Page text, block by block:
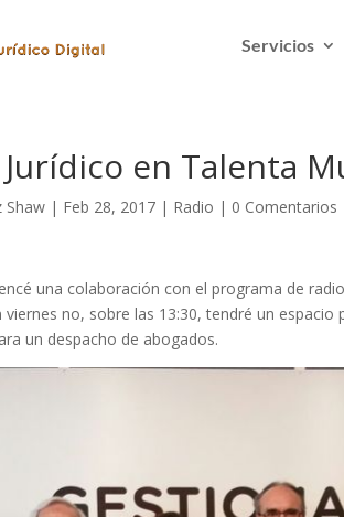
Servicios
en Talenta
Shaw | Feb 28, 2017 | Radio | 0 Comentarios
una colaboración con el programa de
viernes no, sobre las 13:30, tendré un
un despacho de abogados.